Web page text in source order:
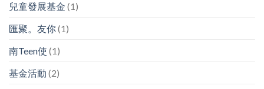
兒童發展基金 (1)
匯聚。友你(1)
南Teen使 (1)
基金活動 (2)